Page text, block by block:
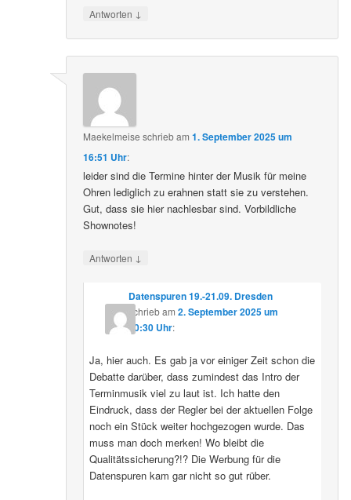
Antworten ↓
Maekelmeise schriebam1. September 2025 um
16:51 Uhr:
leider sind die Termine hinter der Musik für meine
Ohren lediglich zu erahnen statt sie zu verstehen.
Gut, dass sie hier nachlesbar sind. Vorbildliche
Shownotes!
Antworten ↓
Datenspuren 19.-21.09. Dresden
schriebam 2. September 2025 um
10:30 Uhr:
Ja, hier auch. Es gab ja vor einiger Zeit schon die
Debatte darüber, dass zumindest das Intro der
Terminmusik viel zu laut ist. Ich hatte den
Eindruck, dass der Regler bei der aktuellen Folge
noch ein Stück weiter hochgezogen wurde. Das
muss man doch merken! Wo bleibt die
Qualitätssicherung?!? Die Werbung für die
Datenspuren kam gar nicht so gut rüber.